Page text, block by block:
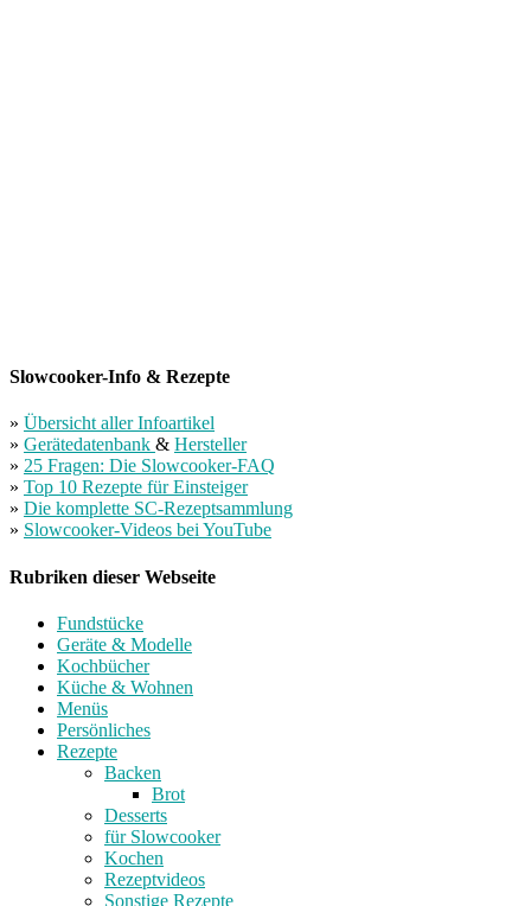
Slowcooker-Info & Rezepte
» Übersicht aller Infoartikel
» Gerätedatenbank & Hersteller
» 25 Fragen: Die Slowcooker-FAQ
» Top 10 Rezepte für Einsteiger
» Die komplette SC-Rezeptsammlung
» Slowcooker-Videos bei YouTube
Rubriken dieser Webseite
Fundstücke
Geräte & Modelle
Kochbücher
Küche & Wohnen
Menüs
Persönliches
Rezepte
Backen
Brot
Desserts
für Slowcooker
Kochen
Rezeptvideos
Sonstige Rezepte